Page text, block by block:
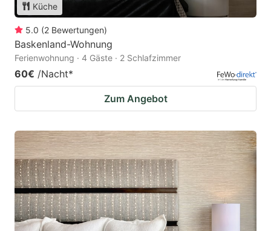
Küche
5.0 (2 Bewertungen)
Baskenland-Wohnung
Ferienwohnung · 4 Gäste · 2 Schlafzimmer
60€ /Nacht*
Zum Angebot